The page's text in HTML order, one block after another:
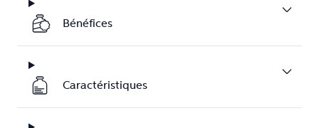
Bénéfices
Caractéristiques